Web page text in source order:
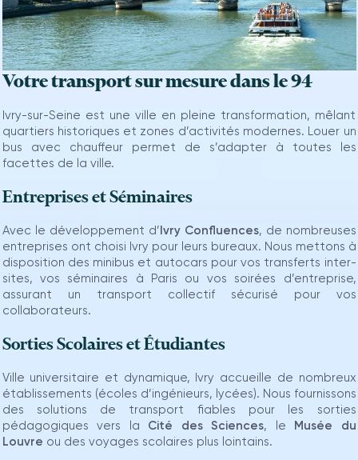
Votre transport sur mesure dans le 94
Ivry-sur-Seine est une ville en pleine transformation, mêlant
quartiers historiques et zones d’activités modernes. Louer un
bus avec chauffeur permet de s’adapter à toutes les
facettes de la ville.
Entreprises et Séminaires
Avec le développement d’Ivry Confluences, de nombreuses
entreprises ont choisi Ivry pour leurs bureaux. Nous mettons à
disposition des minibus et autocars pour vos transferts inter-
sites, vos séminaires à Paris ou vos soirées d’entreprise,
assurant un transport collectif sécurisé pour vos
collaborateurs.
Sorties Scolaires et Étudiantes
Ville universitaire et dynamique, Ivry accueille de nombreux
établissements (écoles d’ingénieurs, lycées). Nous fournissons
des solutions de transport fiables pour les sorties
pédagogiques vers la Cité des Sciences, le Musée du
Louvre ou des voyages scolaires plus lointains.